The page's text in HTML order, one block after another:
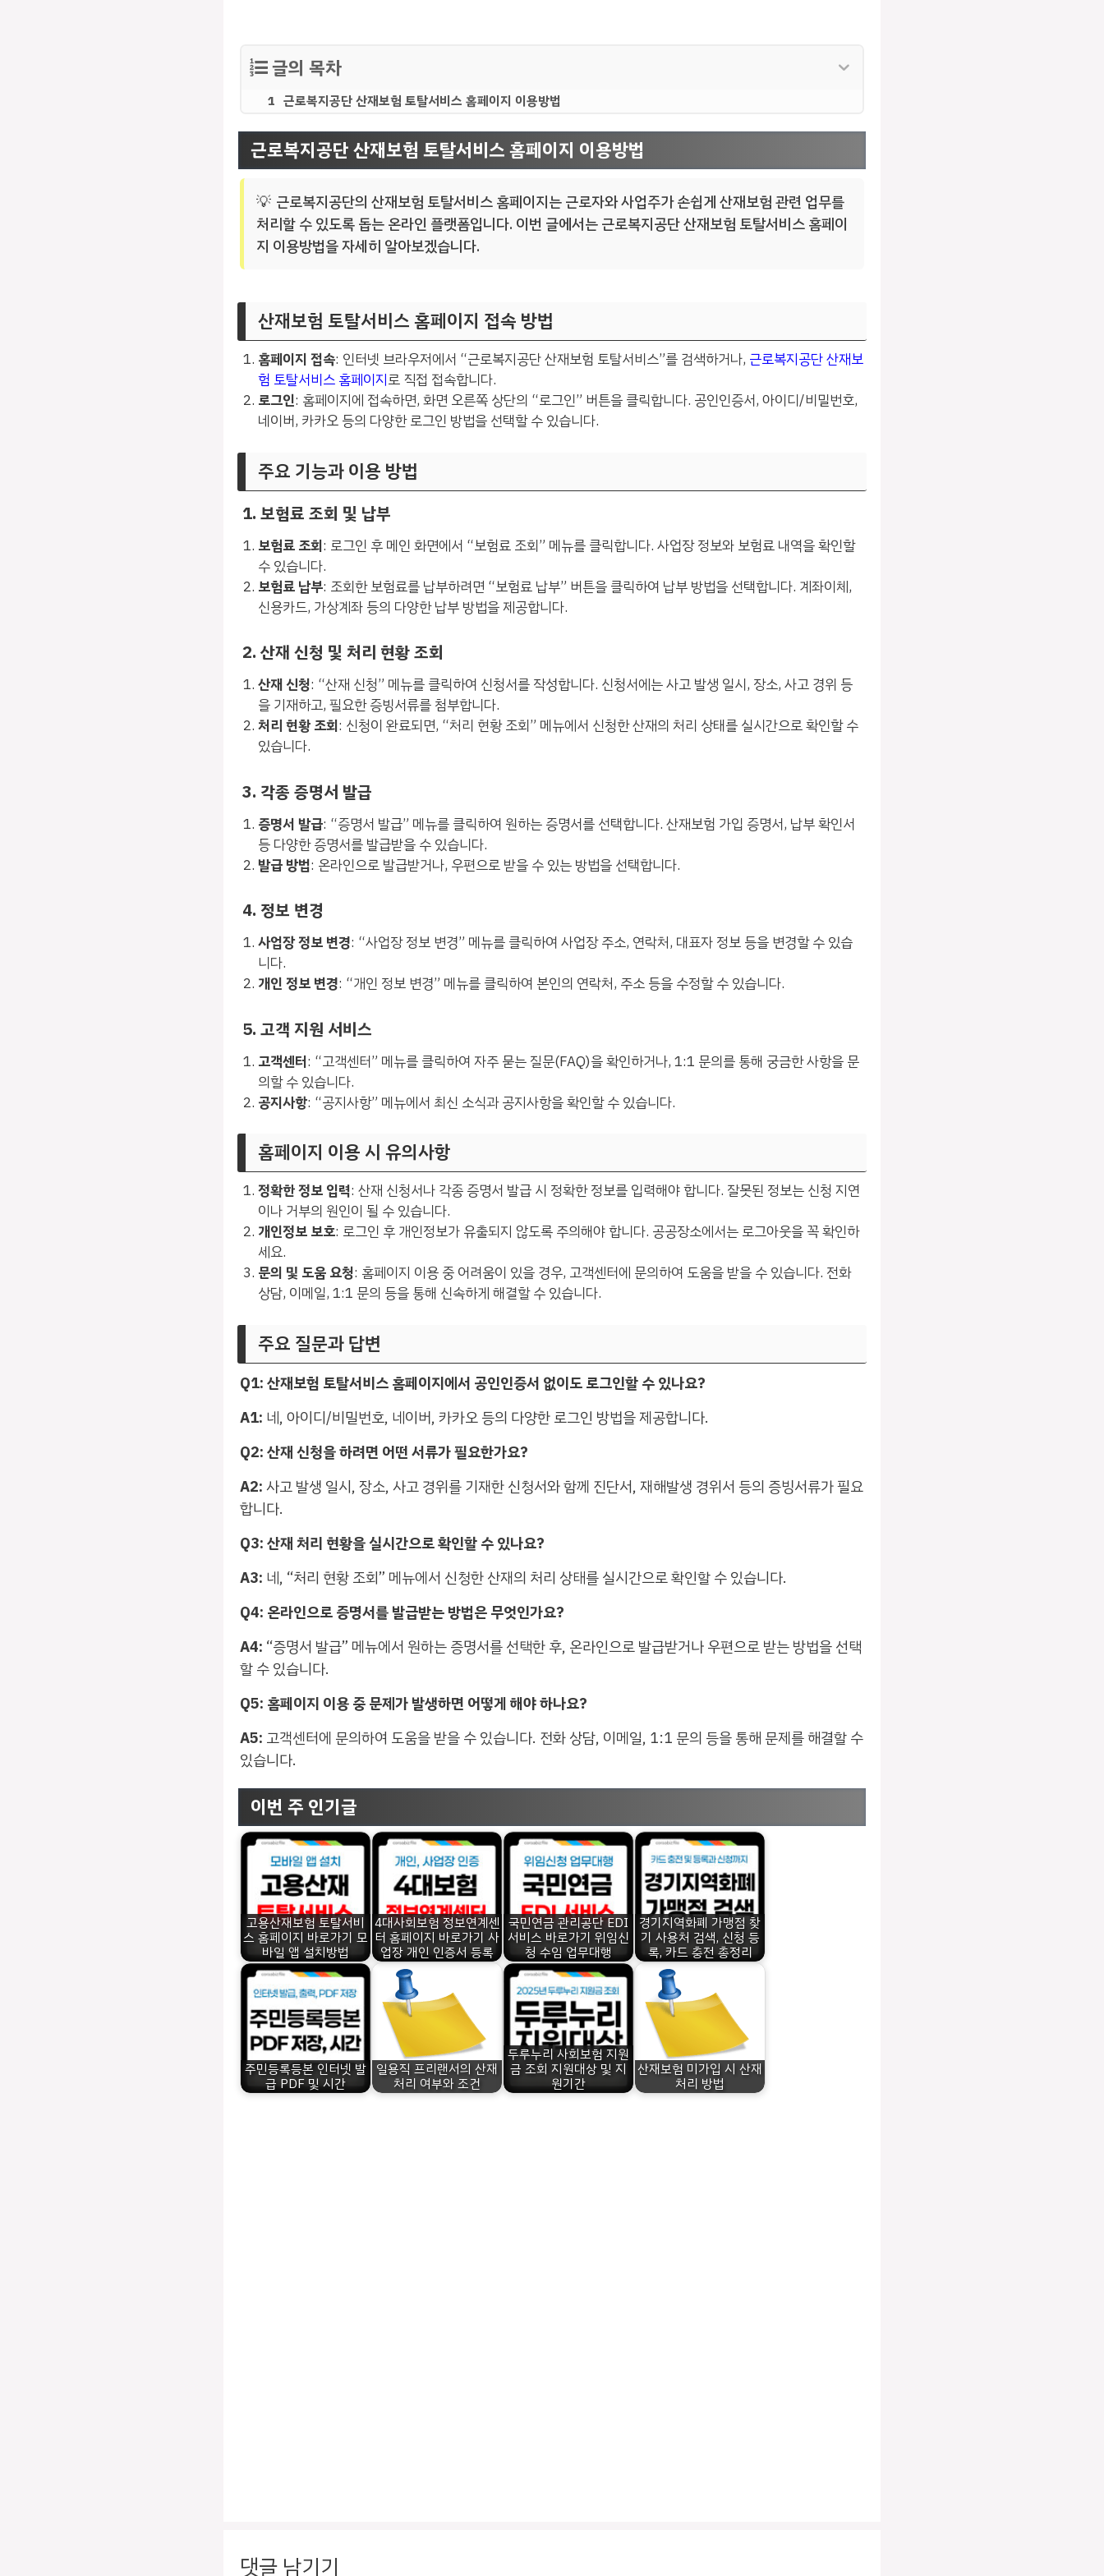
글의 목차
근로복지공단 산재보험 토탈서비스 홈페이지 이용방법
근로복지공단 산재보험 토탈서비스 홈페이지 이용방법
근로복지공단의 산재보험 토탈서비스 홈페이지는 근로자와 사업주가 손쉽게 산재보험 관련 업무를
처리할 수 있도록 돕는 온라인 플랫폼입니다. 이번 글에서는 근로복지공단 산재보험 토탈서비스 홈페이
지 이용방법을 자세히 알아보겠습니다.
산재보험 토탈서비스 홈페이지 접속 방법
홈페이지 접속: 인터넷 브라우저에서 “근로복지공단 산재보험 토탈서비스”를 검색하거나, 근로복지공단 산재보
험 토탈서비스 홈페이지로 직접 접속합니다.
로그인: 홈페이지에 접속하면, 화면 오른쪽 상단의 “로그인” 버튼을 클릭합니다. 공인인증서, 아이디/비밀번호,
네이버, 카카오 등의 다양한 로그인 방법을 선택할 수 있습니다.
주요 기능과 이용 방법
1. 보험료 조회 및 납부
보험료 조회: 로그인 후 메인 화면에서 “보험료 조회” 메뉴를 클릭합니다. 사업장 정보와 보험료 내역을 확인할
수 있습니다.
보험료 납부: 조회한 보험료를 납부하려면 “보험료 납부” 버튼을 클릭하여 납부 방법을 선택합니다. 계좌이체,
신용카드, 가상계좌 등의 다양한 납부 방법을 제공합니다.
2. 산재 신청 및 처리 현황 조회
산재 신청: “산재 신청” 메뉴를 클릭하여 신청서를 작성합니다. 신청서에는 사고 발생 일시, 장소, 사고 경위 등
을 기재하고, 필요한 증빙서류를 첨부합니다.
처리 현황 조회: 신청이 완료되면, “처리 현황 조회” 메뉴에서 신청한 산재의 처리 상태를 실시간으로 확인할 수
있습니다.
3. 각종 증명서 발급
증명서 발급: “증명서 발급” 메뉴를 클릭하여 원하는 증명서를 선택합니다. 산재보험 가입 증명서, 납부 확인서
등 다양한 증명서를 발급받을 수 있습니다.
발급 방법: 온라인으로 발급받거나, 우편으로 받을 수 있는 방법을 선택합니다.
4. 정보 변경
사업장 정보 변경: “사업장 정보 변경” 메뉴를 클릭하여 사업장 주소, 연락처, 대표자 정보 등을 변경할 수 있습
니다.
개인 정보 변경: “개인 정보 변경” 메뉴를 클릭하여 본인의 연락처, 주소 등을 수정할 수 있습니다.
5. 고객 지원 서비스
고객센터: “고객센터” 메뉴를 클릭하여 자주 묻는 질문(FAQ)을 확인하거나, 1:1 문의를 통해 궁금한 사항을 문
의할 수 있습니다.
공지사항: “공지사항” 메뉴에서 최신 소식과 공지사항을 확인할 수 있습니다.
홈페이지 이용 시 유의사항
정확한 정보 입력: 산재 신청서나 각종 증명서 발급 시 정확한 정보를 입력해야 합니다. 잘못된 정보는 신청 지연
이나 거부의 원인이 될 수 있습니다.
개인정보 보호: 로그인 후 개인정보가 유출되지 않도록 주의해야 합니다. 공공장소에서는 로그아웃을 꼭 확인하
세요.
문의 및 도움 요청: 홈페이지 이용 중 어려움이 있을 경우, 고객센터에 문의하여 도움을 받을 수 있습니다. 전화
상담, 이메일, 1:1 문의 등을 통해 신속하게 해결할 수 있습니다.
주요 질문과 답변
Q1: 산재보험 토탈서비스 홈페이지에서 공인인증서 없이도 로그인할 수 있나요?
A1: 네, 아이디/비밀번호, 네이버, 카카오 등의 다양한 로그인 방법을 제공합니다.
Q2: 산재 신청을 하려면 어떤 서류가 필요한가요?
A2:사고 발생 일시, 장소, 사고 경위를 기재한 신청서와 함께 진단서, 재해발생 경위서 등의 증빙서류가 필요
합니다.
Q3: 산재 처리 현황을 실시간으로 확인할 수 있나요?
A3: 네, “처리 현황 조회” 메뉴에서 신청한 산재의 처리 상태를 실시간으로 확인할 수 있습니다.
Q4: 온라인으로 증명서를 발급받는 방법은 무엇인가요?
A4: “증명서 발급” 메뉴에서 원하는 증명서를 선택한 후, 온라인으로 발급받거나 우편으로 받는 방법을 선택
할 수 있습니다.
Q5: 홈페이지 이용 중 문제가 발생하면 어떻게 해야 하나요?
A5: 고객센터에 문의하여 도움을 받을 수 있습니다. 전화 상담, 이메일, 1:1 문의 등을 통해 문제를 해결할 수
있습니다.
이번 주 인기글
고용산재보험 토탈서비
스 홈페이지 바로가기 모
바일 앱 설치방법
4대사회보험 정보연계센
터 홈페이지 바로가기 사
업장 개인 인증서 등록
국민연금 관리공단 EDI
서비스 바로가기 위임신
청 수임 업무대행
경기지역화폐 가맹점 찾
기 사용처 검색, 신청 등
록, 카드 충전 총정리
주민등록등본 인터넷 발
급 PDF 및 시간
일용직 프리랜서의 산재
처리 여부와 조건
두루누리 사회보험 지원
금 조회 지원대상 및 지
원기간
산재보험 미가입 시 산재
처리 방법
댓글 남기기